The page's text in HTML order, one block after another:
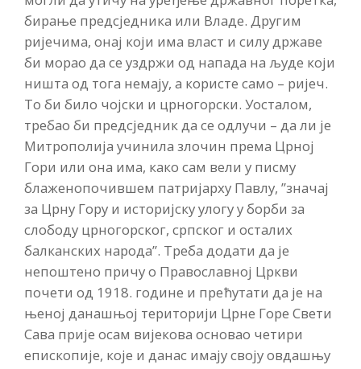
бирање предсједника или Владе. Другим
ријечима, онај који има власт и силу државе
би морао да се уздржи од напада на људе који
ништа од тога немају, а користе само – ријеч.
То би било чојски и црногорски. Уосталом,
требао би предсједник да се одлучи – да ли је
Митрополија учинила злочин према Црној
Гори или она има, како сам вели у писму
блаженопочившем патријарху Павлу, ”значај
за Црну Гору и историјску улогу у борби за
слободу црногорског, српског и осталих
балканских народа”. Треба додати да је
непоштено причу о Православној Цркви
почети од 1918. године и прећутати да је на
њеној данашњој територији Црне Горе Свети
Сава прије осам вијекова основао четири
епископије, које и данас имају своју овдашњу